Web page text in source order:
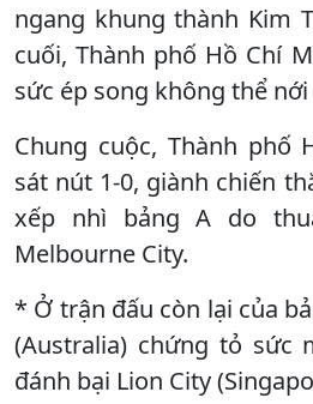
ngang khung thành Kim
cuối, Thành phố Hồ Chí
sức ép song không thể
Chung cuộc, Thành phố
sát nút 1-0, giành chiến
xếp nhì bảng A do
Melbourne City.
* Ở trận đấu còn lại của
(Australia) chứng tỏ sức
đánh bại Lion City